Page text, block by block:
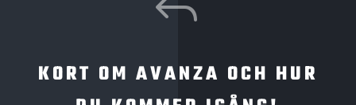
KORT OM AVANZA OCH HUR